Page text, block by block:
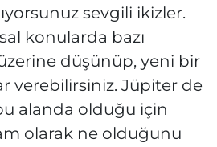
sevgili ikizler.
konularda bazı
düşünüp, yeni bir
verebilirsiniz. Jüpiter de
alanda olduğu için
olarak ne olduğunu